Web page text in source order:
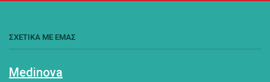
ΣΧΕΤΙΚΑ ΜΕ ΕΜΑΣ
Medinova